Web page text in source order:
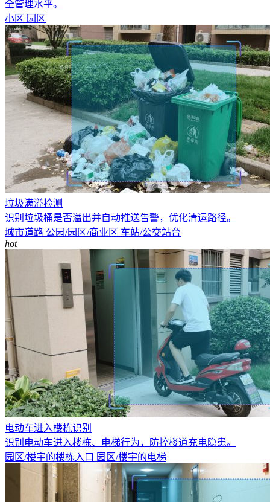
全管理水平。
小区 园区
垃圾满溢检测
识别垃圾桶是否溢出并自动推送告警，优化清运路径。
城市道路 公园/园区/商业区 车站/公交站台
hot
电动车进入楼栋识别
识别电动车进入楼栋、电梯行为，防控楼道充电隐患。
园区/楼宇的楼栋入口 园区/楼宇的电梯